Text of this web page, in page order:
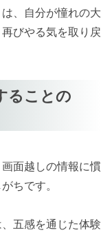
、自分が憧れの大
びやる気を取り戻
ることの
面越しの情報に慣
ちです。
五感を通じた体験